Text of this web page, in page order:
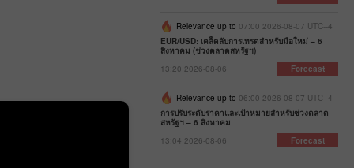
Relevance up to 07:00 2026-08-07 UTC--4
EUR/USD: เคล็ดลับการเทรดสำหรับมือใหม่ – 6
สิงหาคม (ช่วงตลาดสหรัฐฯ)
13:20 2026-08-06
Forecast
Relevance up to 06:00 2026-08-07 UTC--4
การปรับระดับราคาและเป้าหมายสำหรับช่วงตลาด
สหรัฐฯ – 6 สิงหาคม
13:04 2026-08-06
Forecast